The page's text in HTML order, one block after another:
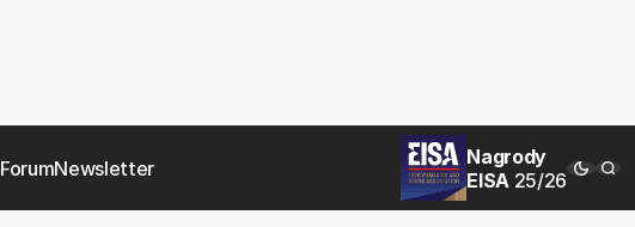
ForumNewsletter
Nagrody
EISA 25/26